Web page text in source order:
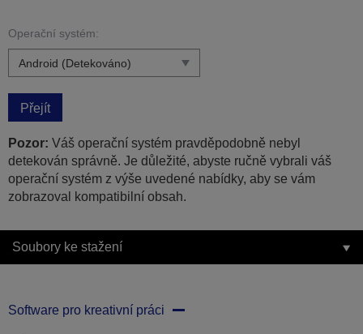
Operační systém:
Přejít
Pozor: Váš operační systém pravděpodobně nebyl
detekován správně. Je důležité, abyste ručně vybrali váš
operační systém z výše uvedené nabídky, aby se vám
zobrazoval kompatibilní obsah.
Soubory ke stažení
Software pro kreativní práci